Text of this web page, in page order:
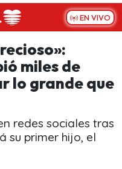
EN VIVO
miles de
lo grande que
redes sociales tras
su primer hijo, el